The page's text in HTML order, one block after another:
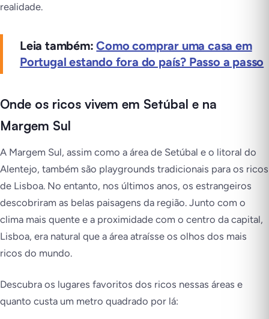
realidade.
Leia também:Como comprar uma casa em
Portugal estando fora do país? Passo a passo
Onde os ricos vivem em Setúbal e na
Margem Sul
A Margem Sul, assim como a área de Setúbal e o litoral do
Alentejo, também são playgrounds tradicionais para os ricos
de Lisboa. No entanto, nos últimos anos, os estrangeiros
descobriram as belas paisagens da região. Junto com o
clima mais quente e a proximidade com o centro da capital,
Lisboa, era natural que a área atraísse os olhos dos mais
ricos do mundo.
Descubra os lugares favoritos dos ricos nessas áreas e
quanto custa um metro quadrado por lá: